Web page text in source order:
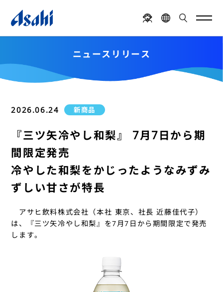
ニュースリリース
新商品
2026.06.24
『三ツ矢冷やし和梨』 7月7日から期
間限定発売
冷やした和梨をかじったようなみずみ
ずしい甘さが特長
アサヒ飲料株式会社（本社 東京、社長 近藤佳代子）
は、『三ツ矢冷やし和梨』を7月7日から期間限定で発売
します。